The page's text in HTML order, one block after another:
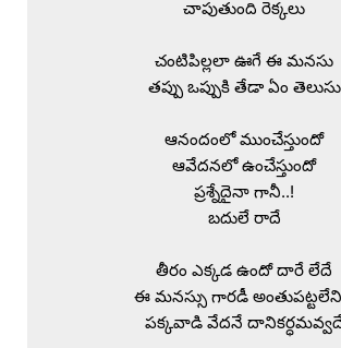
చాపుతుంది రెక్కలు
చంటిపిల్లలా ఊగే ఈ మనసు
తప్పు ఒప్పుకి తేడా ఏం తెలుసు
ఆనందంలో ముంచేస్తుందో
ఆవేదనలో ఉంచేస్తుందో
ప్రశ్నేదైనా గానీ..!
బదులే రాదే
తీరం ఎక్కడ ఉందో దారే లేదే
ఈ మనస్సు గారడీ
పక్కవాడి వేదనే